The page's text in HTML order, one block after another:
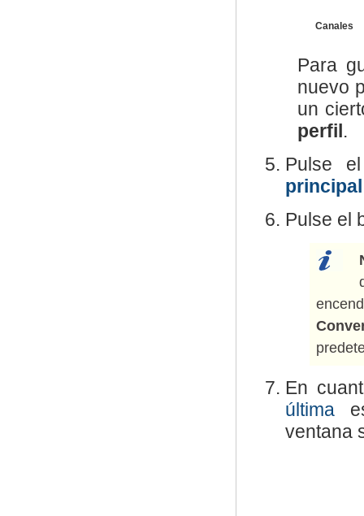
Canales
Para
nuevo
un
perfil.
Pulse
principal
Pulse el
En
última
ventana